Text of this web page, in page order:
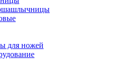
для ножей